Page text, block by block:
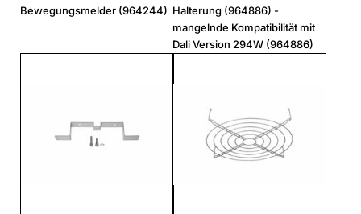
Bewegungsmelder (964244) Halterung (964886) -
mangelnde Kompatibilität mit
Dali Version 294W (964886)